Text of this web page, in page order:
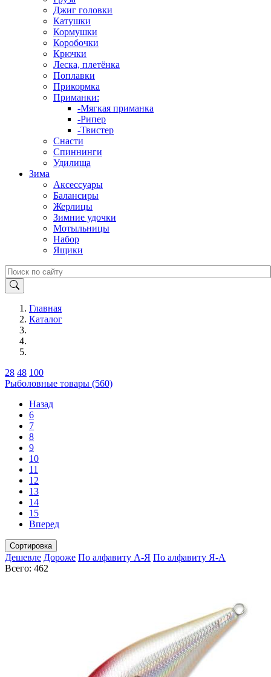
Джиг головки
Катушки
Кормушки
Коробочки
Крючки
Леска, плетёнка
Поплавки
Прикормка
Приманки:
-Мягкая приманка
-Рипер
-Твистер
Снасти
Спиннинги
Удилища
Зима
Аксессуары
Балансиры
Жерлицы
Зимние удочки
Мотыльницы
Набор
Ящики
Главная
Каталог
28 48 100
Рыболовные товары (560)
Назад
6
7
8
9
10
11
12
13
14
15
Вперед
Сортировка
Дешевле Дороже По алфавиту А-Я По алфавиту Я-А
Всего: 462